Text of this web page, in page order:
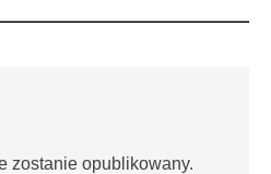
zostanie opublikowany.